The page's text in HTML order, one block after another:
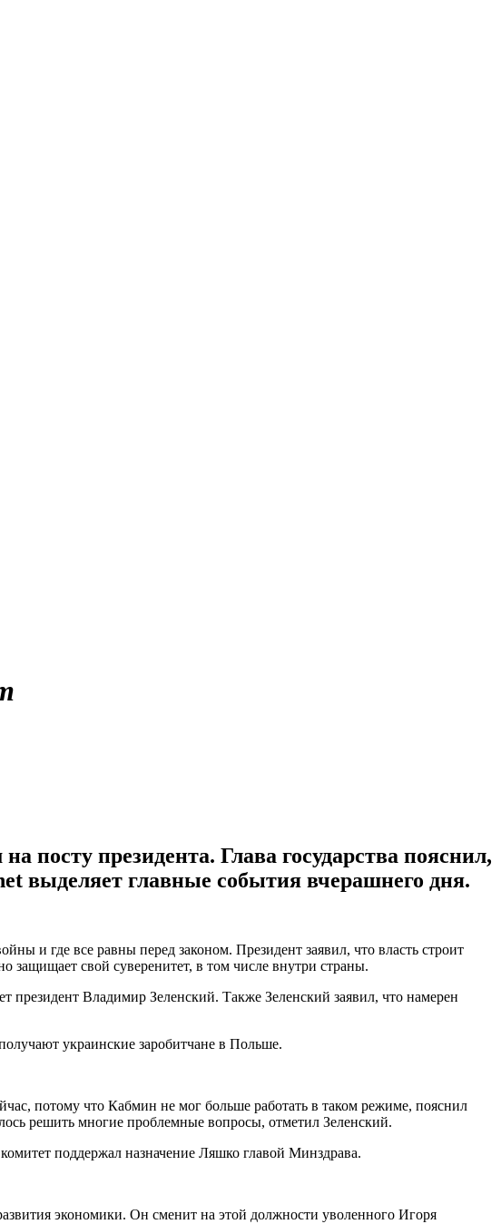
посту президента. Глава государства пояснил,
выделяет главные события вчерашнего дня.
и где все равны перед законом. Президент заявил, что власть строит
защищает свой суверенитет, в том числе внутри страны.
президент Владимир Зеленский. Также Зеленский заявил, что намерен
украинские заробитчане в Польше.
потому что Кабмин не мог больше работать в таком режиме, пояснил
решить многие проблемные вопросы, отметил Зеленский.
поддержал назначение Ляшко главой Минздрава.
экономики. Он сменит на этой должности уволенного Игоря